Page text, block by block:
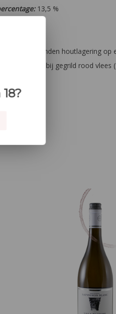
13,5 %
6 maanden houtlagering op
Schenk hem bij gegrild rood